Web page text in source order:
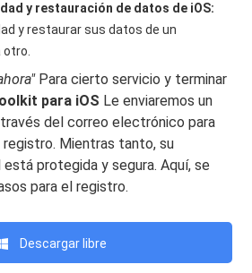
y restauración de datos de iOS:
y restaurar sus datos de un
Para cierto servicio y terminar
para iOS Le enviaremos un
del correo electrónico para
registro. Mientras tanto, su
protegida y segura. Aquí, se
para el registro.
Descargar libre